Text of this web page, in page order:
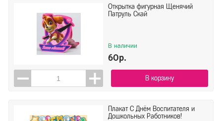
Открытка фигурная Щенячий
Патруль Скай
В наличии
60р.
В корзину
Плакат С Днём Воспитателя и
Дошкольных Работников!